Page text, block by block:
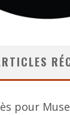
pour